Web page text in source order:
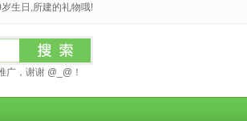
生日,所建的礼物哦!
广，谢谢 @_@！